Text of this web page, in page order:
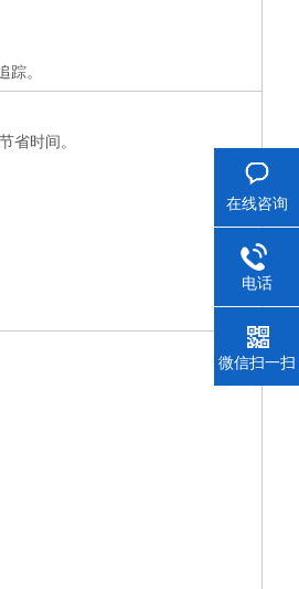
。
省时间。
在线咨询
电话
微信扫一扫